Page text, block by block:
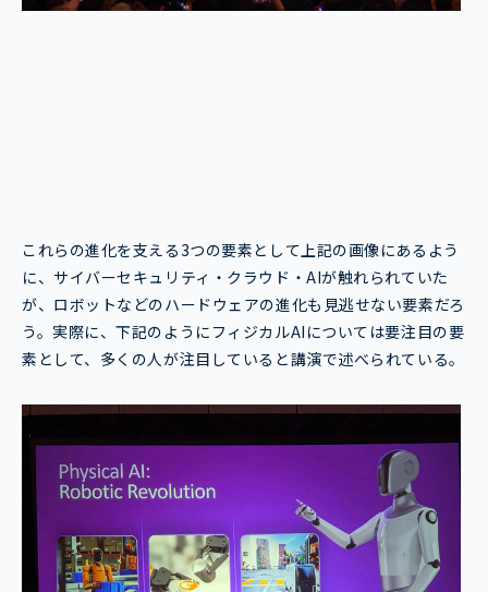
これらの進化を支える3つの要素として上記の画像にあるよう
に、サイバーセキュリティ・クラウド・AIが触れられていた
が、ロボットなどのハードウェアの進化も見逃せない要素だろ
う。実際に、下記のようにフィジカルAIについては要注目の要
素として、多くの人が注目していると講演で述べられている。